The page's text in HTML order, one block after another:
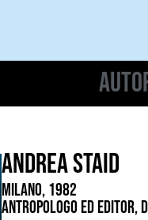
Andrea Staid
Milano, 1982
Antropologo ed editor,